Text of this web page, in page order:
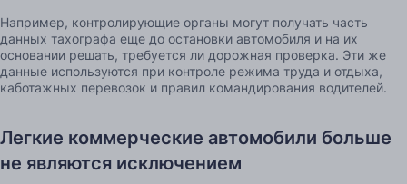
Например, контролирующие органы могут получать часть
данных тахографа еще до остановки автомобиля и на их
основании решать, требуется ли дорожная проверка. Эти же
данные используются при контроле режима труда и отдыха,
каботажных перевозок и правил командирования водителей.
Легкие коммерческие автомобили больше
не являются исключением